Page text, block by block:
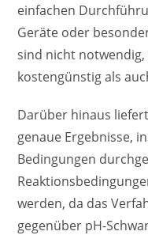
einfachen
Geräte oder
sind nicht
kostengünstig als
Darüber hinaus
genaue Ergebnisse,
Bedingungen
werden, da das
gegenüber pH-